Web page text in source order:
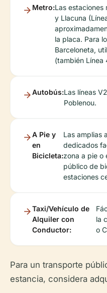
Metro:Las estaciones
y Llacuna
la placa. Para
Barceloneta,
(también Línea
Autobús:Las líneas
Poblenou.
A Pie y
en
Bicicleta:
Las amplias
dedicados
zona a pie o
público de
estaciones
Taxi/Vehículo de
Alquiler con
Conductor:
la
o
Para un transporte
estancia, considera